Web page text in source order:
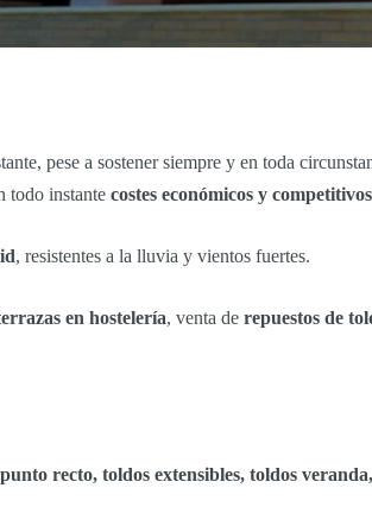
pese a sostener siempre y en toda
todo instante costes económicos y competitivos
, resistentes a la lluvia y vientos fuertes.
en hostelería, venta de repuestos de
recto, toldos extensibles, toldos